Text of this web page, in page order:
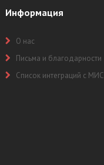
Информация
О нас
Письма и благодарности
Список интеграций с МИС